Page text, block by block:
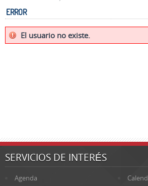
ERROR
El usuario no existe.
SERVICIOS DE INTERÉS
Agenda